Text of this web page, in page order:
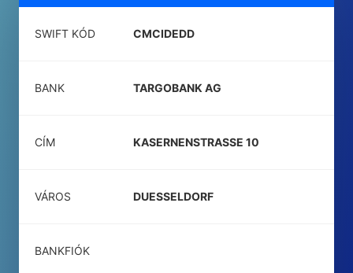
SWIFT KÓD CMCIDEDD
BANK TARGOBANK AG
CÍM KASERNENSTRASSE 10
VÁROS DUESSELDORF
BANKFIÓK